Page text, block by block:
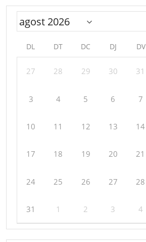
DL DT DC DJ DV
27 28 29 30 31
3 4 5 6 7
10 11 12 13 14
17 18 19 20 21
24 25 26 27 28
31 1 2 3 4